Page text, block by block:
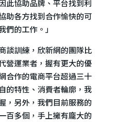
此協助品牌、平台找到利
助各方找到合作愉快的可
們的工作。」
談訓練，欣新網的團隊比
營運業者，握有更大的優
合作的電商平台超過三十
的特性、消費者輪廓，我
，另外，我們目前服務的
百多個，手上擁有龐大的